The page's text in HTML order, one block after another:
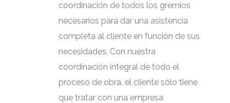
coordinación de todos los gremios
necesarios para dar una asistencia
completa al cliente en función de sus
necesidades. Con nuestra
coordinación integral de todo el
proceso de obra, el cliente sólo tiene
que tratar con una empresa